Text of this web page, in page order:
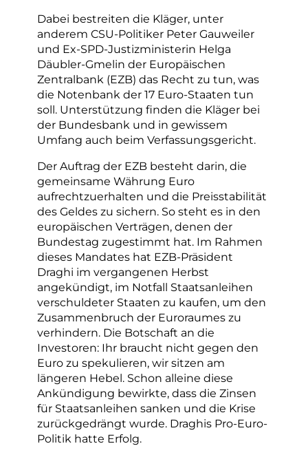
Dabei bestreiten die Kläger, unter
anderem CSU-Politiker Peter Gauweiler
und Ex-SPD-Justizministerin Helga
Däubler-Gmelin der Europäischen
Zentralbank (EZB) das Recht zu tun, was
die Notenbank der 17 Euro-Staaten tun
soll. Unterstützung finden die Kläger bei
der Bundesbank und in gewissem
Umfang auch beim Verfassungsgericht.
Der Auftrag der EZB besteht darin, die
gemeinsame Währung Euro
aufrechtzuerhalten und die Preisstabilität
des Geldes zu sichern. So steht es in den
europäischen Verträgen, denen der
Bundestag zugestimmt hat. Im Rahmen
dieses Mandates hat EZB-Präsident
Draghi im vergangenen Herbst
angekündigt, im Notfall Staatsanleihen
verschuldeter Staaten zu kaufen, um den
Zusammenbruch der Euroraumes zu
verhindern. Die Botschaft an die
Investoren: Ihr braucht nicht gegen den
Euro zu spekulieren, wir sitzen am
längeren Hebel. Schon alleine diese
Ankündigung bewirkte, dass die Zinsen
für Staatsanleihen sanken und die Krise
zurückgedrängt wurde. Draghis Pro-Euro-
Politik hatte Erfolg.